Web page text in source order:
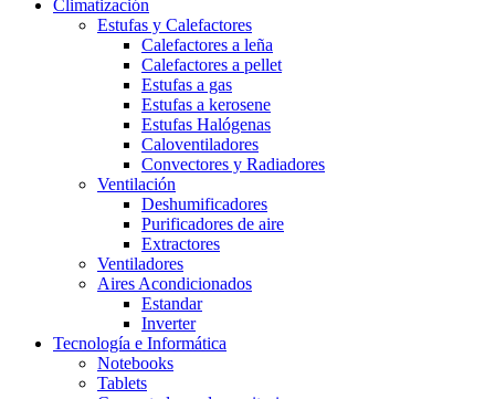
Climatización
Estufas y Calefactores
Calefactores a leña
Calefactores a pellet
Estufas a gas
Estufas a kerosene
Estufas Halógenas
Caloventiladores
Convectores y Radiadores
Ventilación
Deshumificadores
Purificadores de aire
Extractores
Ventiladores
Aires Acondicionados
Estandar
Inverter
Tecnología e Informática
Notebooks
Tablets